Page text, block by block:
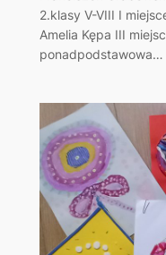
2.klasy V-VIII I
Amelia Kępa III
ponadpodstawowa…